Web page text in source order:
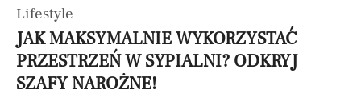
Lifestyle
JAK MAKSYMALNIE WYKORZYSTAĆ
PRZESTRZEŃ W SYPIALNI? ODKRYJ
SZAFY NAROŻNE!